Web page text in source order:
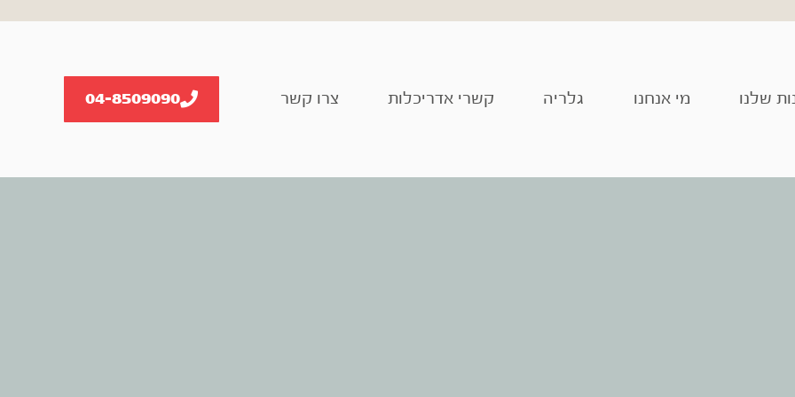
שלנו מי אנחנו גלריה קשרי אדריכלות צרו קשר 04-8509090